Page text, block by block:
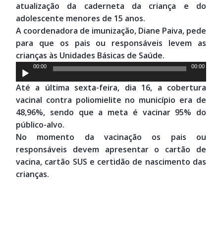
atualização da caderneta da criança e do
adolescente menores de 15 anos.
A coordenadora de imunização, Diane Paiva, pede
para que os pais ou responsáveis levem as
crianças às Unidades Básicas de Saúde.
Tocador
de
áudio
00:00 00:00
Até a última sexta-feira, dia 16, a cobertura
vacinal contra poliomielite no município era de
48,96%, sendo que a meta é vacinar 95% do
público-alvo.
No momento da vacinação os pais ou
responsáveis devem apresentar o cartão de
vacina, cartão SUS e certidão de nascimento das
crianças.